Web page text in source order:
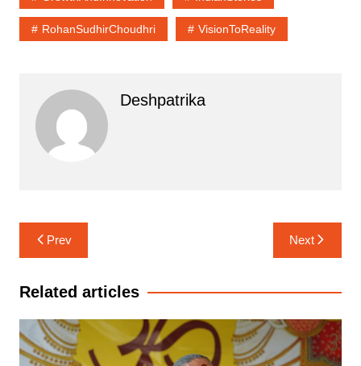
RohanSudhirChoudhri VisionToReality
Deshpatrika
Post
navigation
Prev Next
Related articles